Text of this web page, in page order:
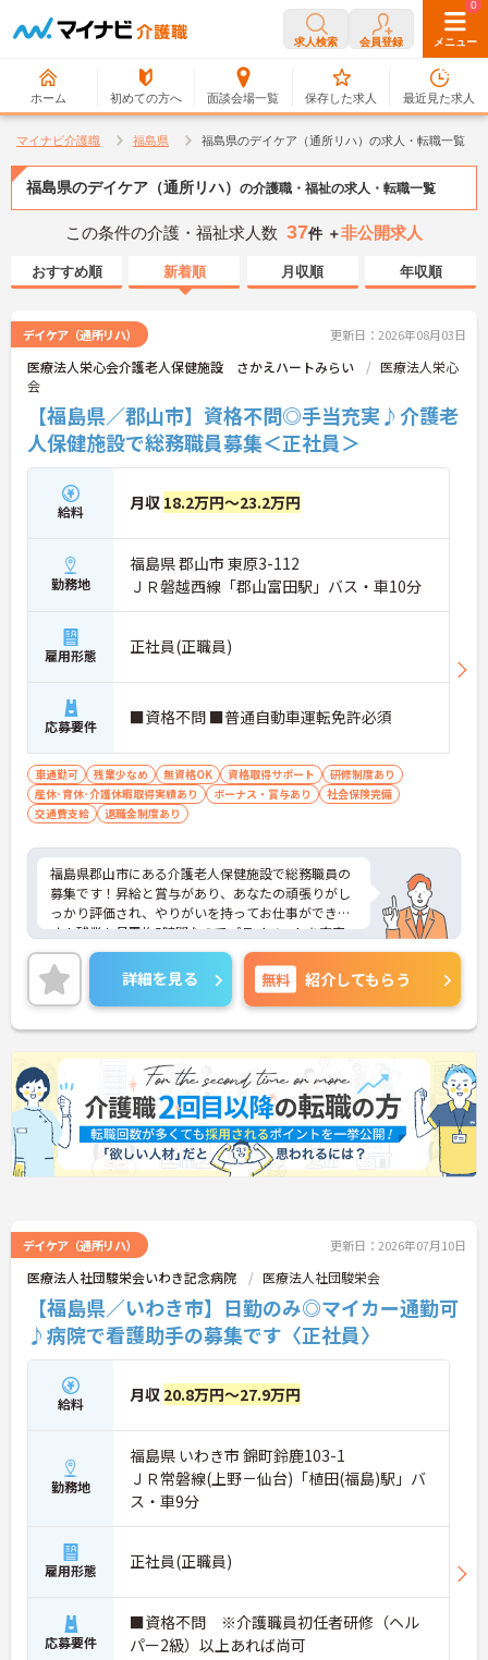
求人検索 会員登録 メニュー
ホーム 初めての方へ 面談会場一覧
0
保存した求人
0
最近見た求人
マイナビ介護職 福島県 福島県のデイケア（通所リハ）の求人・転職一覧
福島県のデイケア（通所リハ） の介護職・福祉の求人・転職一覧
この条件の介護・福祉求人数 37件 ＋非公開求人
おすすめ順 新着順 月収順 年収順
デイケア（通所リハ） 更新日：2026年08月03日
医療法人栄心会介護老人保健施設 さかえハートみらい
医療法人栄心
会
【福島県／郡山市】資格不問◎手当充実♪介護老
人保健施設で総務職員募集＜正社員＞
給料 月収 18.2万円～23.2万円
勤務地
福島県 郡山市 東原3-112
ＪＲ磐越西線「郡山富田駅」バス・車10分
雇用形態 正社員(正職員)
応募要件 ■資格不問 ■普通自動車運転免許必須
車通勤可 残業少なめ 無資格OK 資格取得サポート
研修制度あり
産休･育休･介護休暇取得実績あり
ボーナス・賞与あり
社会保険完備
交通費支給
退職金制度あり
福島県郡山市にある介護老人保健施設で総務職員の
募集です！昇給と賞与があり、あなたの頑張りがし
っかり評価され、やりがいを持ってお仕事ができま
す！残業も月平均5時間なのでプライベートを充実
させながらムリなくお仕事可能です★ご興味ある方
は面接ポイントをお伝えしますので、お気軽にご連
絡ください。
詳細を見る 無料 紹介してもらう
デイケア（通所リハ） 更新日：2026年07月10日
医療法人社団駿栄会いわき記念病院 医療法人社団駿栄会
【福島県／いわき市】日勤のみ◎マイカー通勤可
♪病院で看護助手の募集です〈正社員〉
給料 月収 20.8万円～27.9万円
勤務地
福島県 いわき市 錦町鈴鹿103-1
ＪＲ常磐線(上野－仙台)「植田(福島)駅」バ
ス・車9分
雇用形態 正社員(正職員)
応募要件
■資格不問 ※介護職員初任者研修（ヘル
パー2級）以上あれば尚可